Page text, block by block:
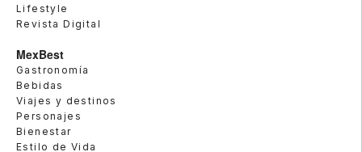
Lifestyle
Revista Digital
MexBest
Gastronomía
Bebidas
Viajes y destinos
Personajes
Bienestar
Estilo de Vida